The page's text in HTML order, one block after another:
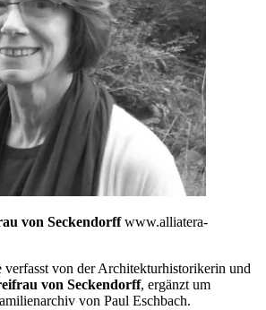
von Seckendorffwww.alliatera-
von der Architekturhistorikerin und
von Seckendorff, ergänzt um
von Paul Eschbach.